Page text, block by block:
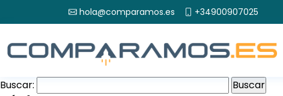
hola@comparamos.es +34900907025
Buscar: